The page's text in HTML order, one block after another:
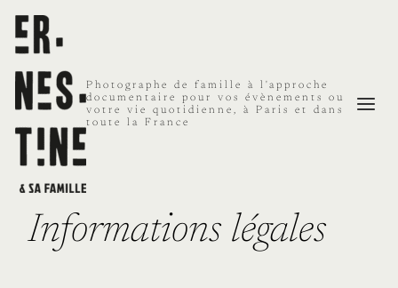
contenu
Photographe de famille à l'approche
documentaire pour vos évènements ou
votre vie quotidienne, à Paris et dans
toute la France
Informations légales